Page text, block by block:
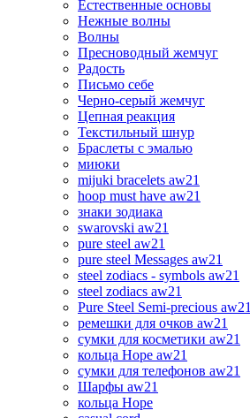
Естественные основы
Нежные волны
Волны
Пресноводный жемчуг
Радость
Письмо себе
Черно-серый жемчуг
Цепная реакция
Текстильный шнур
Браслеты с эмалью
миюки
mijuki bracelets aw21
hoop must have aw21
знаки зодиака
swarovski aw21
pure steel aw21
pure steel Messages aw21
steel zodiacs - symbols aw21
steel zodiacs aw21
Pure Steel Semi-precious aw21
ремешки для очков aw21
сумки для косметики aw21
кольца Hope aw21
сумки для телефонов aw21
Шарфы aw21
кольца Hope